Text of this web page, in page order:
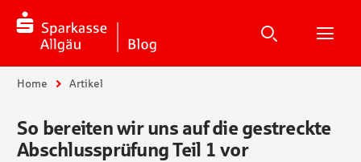
Suche
Suche
Sie sind hier:
Home Artikel
So bereiten wir uns auf die gestreckte
Abschlussprüfung Teil 1 vor